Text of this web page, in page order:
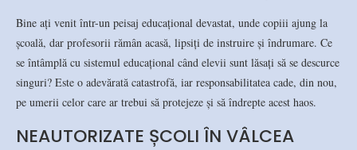
Bine ați venit într-un peisaj educațional devastat, unde copiii ajung la
școală, dar profesorii rămân acasă, lipsiți de instruire și îndrumare. Ce
se întâmplă cu sistemul educațional când elevii sunt lăsați să se descurce
singuri? Este o adevărată catastrofă, iar responsabilitatea cade, din nou,
pe umerii celor care ar trebui să protejeze și să îndrepte acest haos.
NEAUTORIZATE ȘCOLI ÎN VÂLCEA